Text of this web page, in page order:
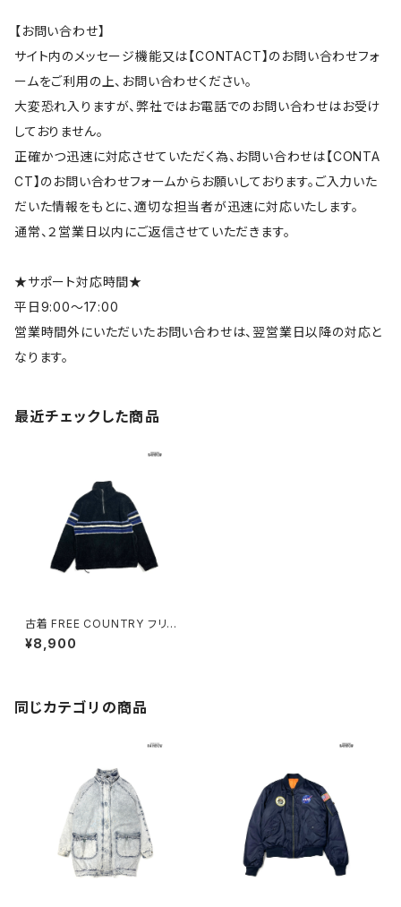
【お問い合わせ】
サイト内のメッセージ機能又は【CONTACT】のお問い合わせフォ
ームをご利用の上、お問い合わせください。
大変恐れ入りますが、弊社ではお電話でのお問い合わせはお受け
しておりません。
正確かつ迅速に対応させていただく為、お問い合わせは【CONTA
CT】のお問い合わせフォームからお願いしております。ご入力いた
だいた情報をもとに、適切な担当者が迅速に対応いたします。
通常、２営業日以内にご返信させていただきます。
★サポート対応時間★
平日9:00～17:00
営業時間外にいただいたお問い合わせは、翌営業日以降の対応と
なります。
最近チェックした商品
古着 FREE COUNTRY フリー
カントリー ハーフジップ ハイネ
ック ボーダー柄 ボア 長袖 アウ
¥8,900
同じカテゴリの商品